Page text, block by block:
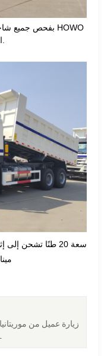
زيارة عميل من